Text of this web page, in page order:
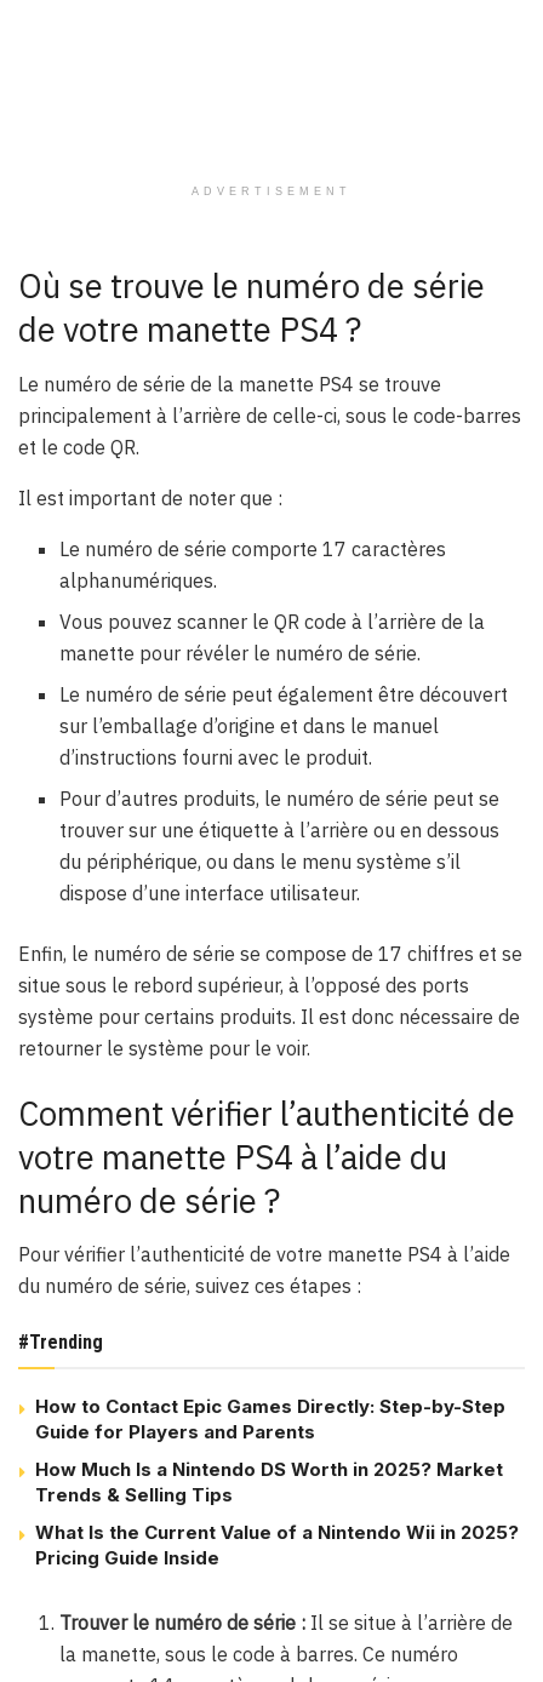
ADVERTISEMENT
Où se trouve le numéro de série
de votre manette PS4 ?
Le numéro de série de la manette PS4 se trouve
principalement à l’arrière de celle-ci, sous le code-barres
et le code QR.
Il est important de noter que :
Le numéro de série comporte 17 caractères
alphanumériques.
Vous pouvez scanner le QR code à l’arrière de la
manette pour révéler le numéro de série.
Le numéro de série peut également être découvert
sur l’emballage d’origine et dans le manuel
d’instructions fourni avec le produit.
Pour d’autres produits, le numéro de série peut se
trouver sur une étiquette à l’arrière ou en dessous
du périphérique, ou dans le menu système s’il
dispose d’une interface utilisateur.
Enfin, le numéro de série se compose de 17 chiffres et se
situe sous le rebord supérieur, à l’opposé des ports
système pour certains produits. Il est donc nécessaire de
retourner le système pour le voir.
Comment vérifier l’authenticité de
votre manette PS4 à l’aide du
numéro de série ?
Pour vérifier l’authenticité de votre manette PS4 à l’aide
du numéro de série, suivez ces étapes :
#Trending
How to Contact Epic Games Directly: Step-by-Step
Guide for Players and Parents
How Much Is a Nintendo DS Worth in 2025? Market
Trends & Selling Tips
What Is the Current Value of a Nintendo Wii in 2025?
Pricing Guide Inside
Trouver le numéro de série : Il se situe à l’arrière de
la manette, sous le code à barres. Ce numéro